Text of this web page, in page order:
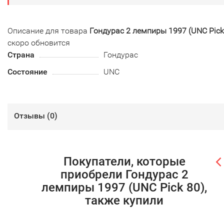
Описание для товара Гондурас 2 лемпиры 1997 (UNC
скоро обновится
Страна
Гондурас
Состояние
UNC
Отзывы (0)
Покупатели, которые
приобрели Гондурас 2
лемпиры 1997 (UNC Pick 80),
также купили